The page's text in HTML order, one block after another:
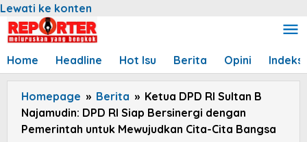
Lewati ke konten
Home Headline Hot Isu Berita Opini Indeks
Homepage » Berita » Ketua DPD RI Sultan B
Najamudin: DPD RI Siap Bersinergi dengan
Pemerintah untuk Mewujudkan Cita-Cita Bangsa